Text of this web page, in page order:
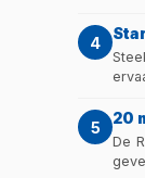
4
5 20
De